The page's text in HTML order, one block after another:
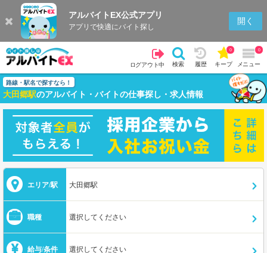
アルバイトEX公式アプリ
アプリで快適にバイト探し
開く
ログアウト中 検索 履歴 キープ
0
メニュー
0
路線・駅名で探すなら！
大田郷駅のアルバイト・バイトの仕事探し・求人情報
エリア/駅 大田郷駅
職種 選択してください
給与/条件 選択してください